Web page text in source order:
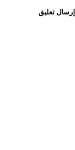
إرسال تعليق